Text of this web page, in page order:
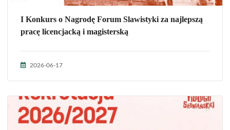
I Konkurs o Nagrodę Forum Slawistyki za najlepszą
pracę licencjacką i magisterską
2026-06-17